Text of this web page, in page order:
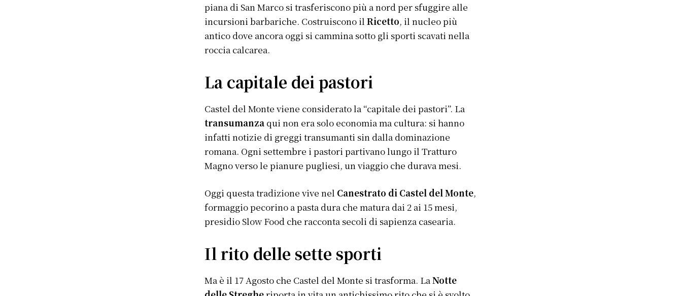
piana di San Marco si trasferiscono più a nord per sfuggire alle
incursioni barbariche. Costruiscono ilRicetto, il nucleo più
antico dove ancora oggi si cammina sotto gli sporti scavati nella
roccia calcarea.
La capitale dei pastori
Castel del Monte viene considerato la “capitale dei pastori”. La
transumanza qui non era solo economia ma cultura: si hanno
infatti notizie di greggi transumanti sin dalla dominazione
romana. Ogni settembre i pastori partivano lungo il Tratturo
Magno verso le pianure pugliesi, un viaggio che durava mesi.
Oggi questa tradizione vive nel Canestrato di Castel del Monte,
formaggio pecorino a pasta dura che matura dai 2 ai 15 mesi,
presidio Slow Food che racconta secoli di sapienza casearia.
Il rito delle sette sporti
Ma è il 17 Agosto che Castel del Monte si trasforma. LaNotte